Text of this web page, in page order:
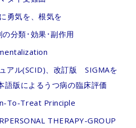
勇気を、根気を
の分類･効果･副作用
アル(SCID)、改訂版 SIGMAを
語版によるうつ病の臨床評価
To-Treat Principle
THERAPY-GROUP